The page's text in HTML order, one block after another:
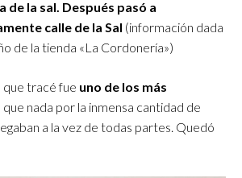
la sal. Después pasó a
calle de la Sal (información dada
de la tienda «La Cordonería»)
que tracé fue uno de los más
que nada por la inmensa cantidad de
a la vez de todas partes. Quedó